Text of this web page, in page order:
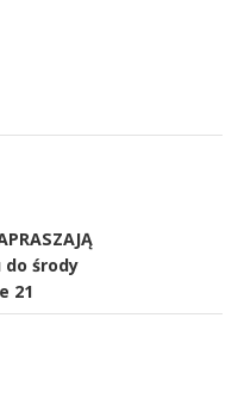
do środy
21